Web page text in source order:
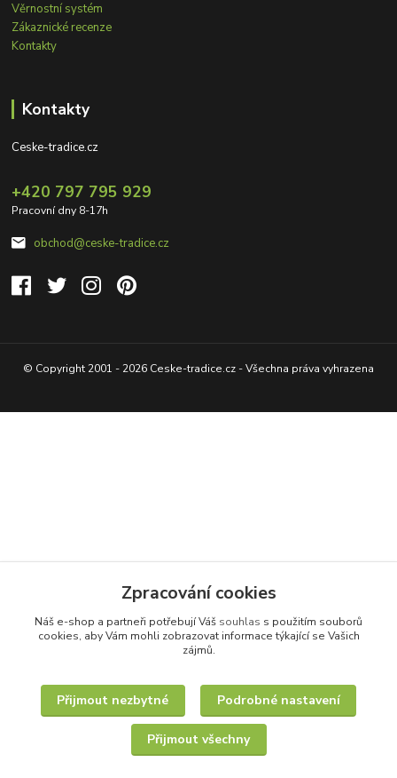
Věrnostní systém
Zákaznické recenze
Kontakty
Kontakty
Ceske-tradice.cz
+420 797 795 929
Pracovní dny 8-17h
obchod@ceske-tradice.cz
© Copyright 2001 - 2026 Ceske-tradice.cz - Všechna práva vyhrazena
Zpracování cookies
Náš e-shop a partneři potřebují Váš souhlas s použitím souborů
cookies, aby Vám mohli zobrazovat informace týkající se Vašich
zájmů.
Přijmout nezbytné Podrobné nastavení
Přijmout všechny